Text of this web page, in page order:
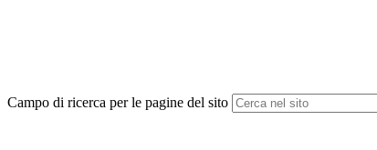
Campo di ricerca per le pagine del sito